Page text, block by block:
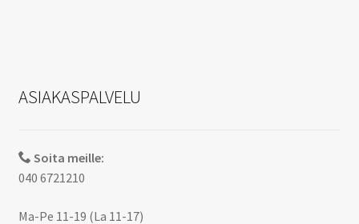
ASIAKASPALVELU
Soita meille:
040 6721210
Ma-Pe 11-19 (La 11-17)